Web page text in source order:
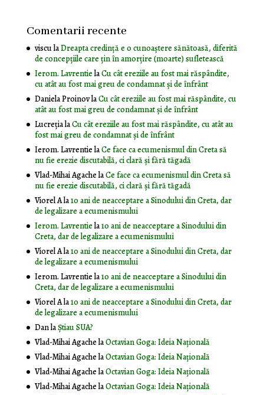
Comentarii recente
visculaDreapta credință e o cunoaștere sănătoasă, diferită
de concepțiile care țin în amorțire (moarte) sufletească
Ierom. LavrentielaCu cât ereziile au fost mai răspândite,
cu atât au fost mai greu de condamnat și de înfrânt
Daniela ProinovlaCu cât ereziile au fost mai răspândite, cu
atât au fost mai greu de condamnat și de înfrânt
LucrețialaCu cât ereziile au fost mai răspândite, cu atât au
fost mai greu de condamnat și de înfrânt
Ierom. LavrentielaCe face ca ecumenismul din Creta să
nu fie erezie discutabilă, ci clară și fără tăgadă
Vlad-Mihai AgachelaCe face ca ecumenismul din Creta să
nu fie erezie discutabilă, ci clară și fără tăgadă
Viorel Ala10 ani de neacceptare a Sinodului din Creta, dar
de legalizare a ecumenismului
Ierom. Lavrentiela10 ani de neacceptare a Sinodului din
Creta, dar de legalizare a ecumenismului
Viorel Ala10 ani de neacceptare a Sinodului din Creta, dar
de legalizare a ecumenismului
Ierom. Lavrentiela10 ani de neacceptare a Sinodului din
Creta, dar de legalizare a ecumenismului
Viorel Ala10 ani de neacceptare a Sinodului din Creta, dar
de legalizare a ecumenismului
DanlaȘtiau SUA?
Vlad-Mihai AgachelaOctavian Goga: Ideia Naţională
Vlad-Mihai AgachelaOctavian Goga: Ideia Naţională
Vlad-Mihai AgachelaOctavian Goga: Ideia Naţională
Vlad-Mihai AgachelaOctavian Goga: Ideia Naţională